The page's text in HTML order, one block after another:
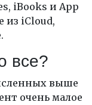
iBooks и App
из iCloud,
все?
выше
очень малое